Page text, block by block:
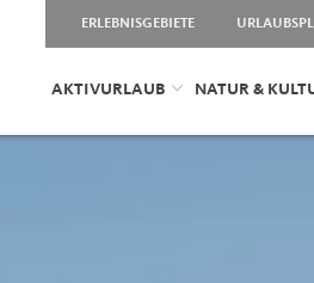
ERLEBNISGEBIETE
AKTIVURLAUB NATUR &